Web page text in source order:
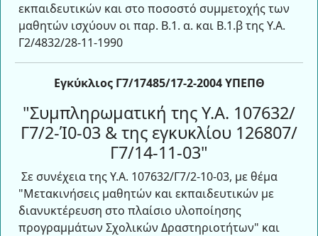
εκπαιδευτικών και στο ποσοστό συμμετοχής των
μαθητών ισχύουν οι παρ. Β.1. α. και Β.1.β της Υ.Α.
Γ2/4832/28-11-1990
Εγκύκλιος Γ7/17485/17-2-2004 ΥΠΕΠΘ
"Συμπληρωματική της Υ.Α. 107632/
Γ7/2-Ί0-03 & της εγκυκλίου 126807/
Γ7/14-11-03"
Σε συνέχεια της Υ.Α. 107632/Γ7/2-10-03, με θέμα
"Μετακινήσεις μαθητών και εκπαιδευτικών με
διανυκτέρευση στο πλαίσιο υλοποίησης
προγραμμάτων Σχολικών Δραστηριοτήτων" και